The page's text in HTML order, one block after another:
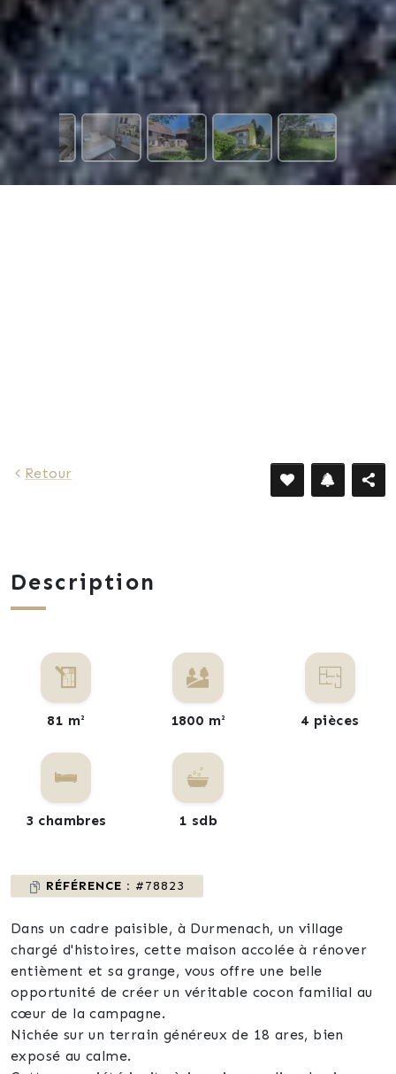
Retour
Description
81 m² 1800 m² 4 pièces
3 chambres 1 sdb
RÉFÉRENCE : #78823
Dans un cadre paisible, à Durmenach, un village
chargé d'histoires, cette maison accolée à rénover
entièment et sa grange, vous offre une belle
opportunité de créer un véritable cocon familial au
cœur de la campagne.
Nichée sur un terrain généreux de 18 ares, bien
exposé au calme.